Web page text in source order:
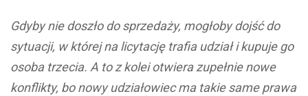
Gdyby nie doszło do sprzedaży, mogłoby dojść do
sytuacji, w której na licytację trafia udział i kupuje go
osoba trzecia. A to z kolei otwiera zupełnie nowe
konflikty, bo nowy udziałowiec ma takie same prawa